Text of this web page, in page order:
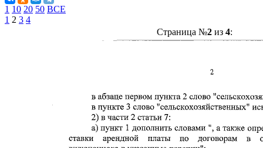
1 10 20 50 ВСЕ
1 2 3 4
Страница №2из 4: